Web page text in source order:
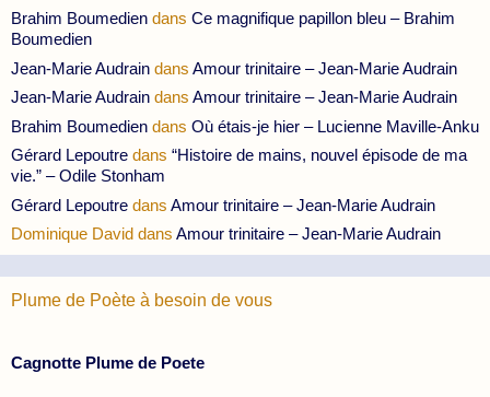
Brahim Boumedien dans Ce magnifique papillon bleu – Brahim
Boumedien
Jean-Marie Audrain dans Amour trinitaire – Jean-Marie Audrain
Jean-Marie Audrain dans Amour trinitaire – Jean-Marie Audrain
Brahim Boumedien dans Où étais-je hier – Lucienne Maville-Anku
Gérard Lepoutre dans “Histoire de mains, nouvel épisode de ma
vie.” – Odile Stonham
Gérard Lepoutre dans Amour trinitaire – Jean-Marie Audrain
Dominique David dans Amour trinitaire – Jean-Marie Audrain
Plume de Poète à besoin de vous
Cagnotte Plume de Poete